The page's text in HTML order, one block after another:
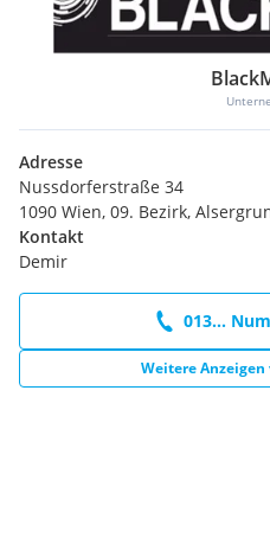
angegenbenen Kontakt
Adresse
Nussdorferstraße 34
1090 Wien, 09. Bezirk,
Kontakt
Demir
013...
Weitere Anzeigen